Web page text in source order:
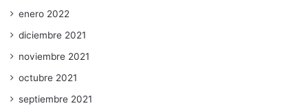
enero 2022
diciembre 2021
noviembre 2021
octubre 2021
septiembre 2021